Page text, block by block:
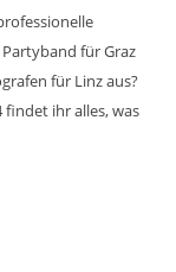
für Graz
für Linz aus?
findet ihr alles, was